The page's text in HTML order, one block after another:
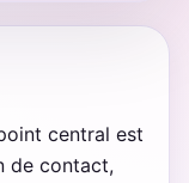
central est
de contact,